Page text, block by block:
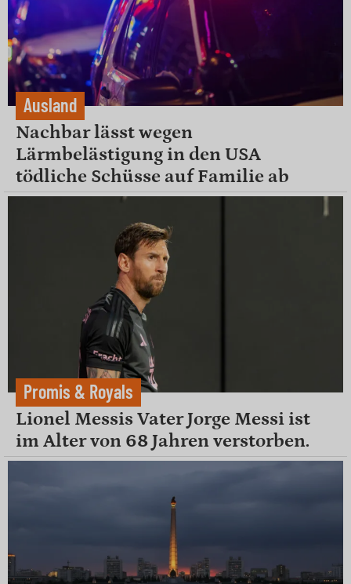
Ausland
Nachbar lässt wegen
Lärmbelästigung in den USA
tödliche Schüsse auf Familie ab
Promis & Royals
Lionel Messis Vater Jorge Messi ist
im Alter von 68 Jahren verstorben.